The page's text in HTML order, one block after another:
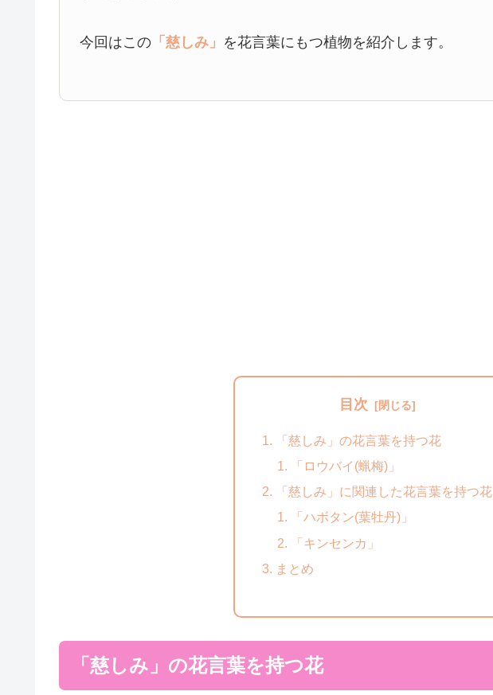
今回はこの 「慈しみ」 を花言葉にもつ植物を紹介します。
目次
「慈しみ」の花言葉を持つ花
「ロウバイ(蝋梅)」
「慈しみ」に関連した花言葉を持つ花
「ハボタン(葉牡丹)」
「キンセンカ」
まとめ
「慈しみ」の花言葉を持つ花